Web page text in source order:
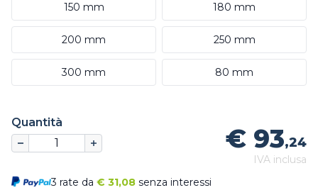
150 mm 180 mm
200 mm 250 mm
300 mm 80 mm
Quantità
€ 93,24
IVA inclusa
3 rate da € 31,08 senza interessi